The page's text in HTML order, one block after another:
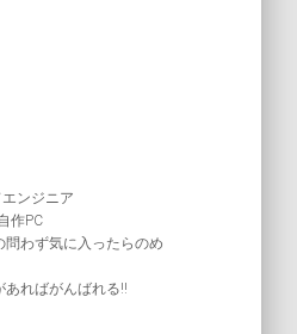
ンジニア
作PC
問わず気に入ったらのめ
あればがんばれる!!